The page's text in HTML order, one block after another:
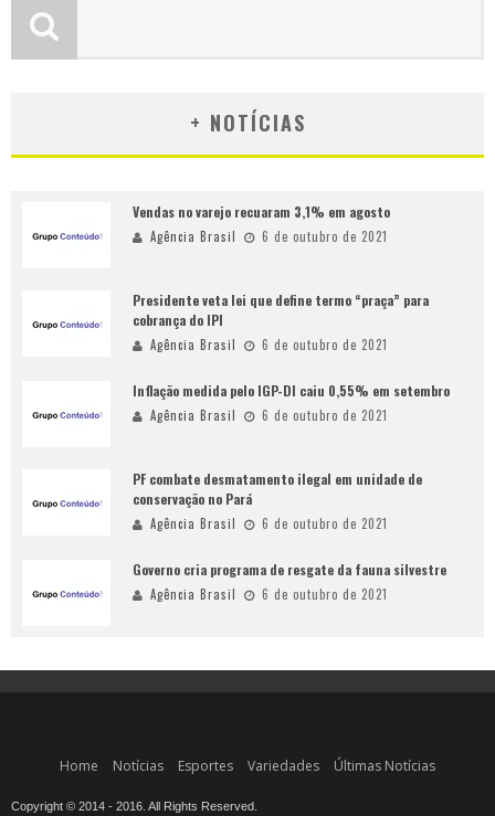
+ NOTÍCIAS
Vendas no varejo recuaram 3,1% em agosto
Agência Brasil 6 de outubro de 2021
Presidente veta lei que define termo “praça” para
cobrança do IPI
Agência Brasil 6 de outubro de 2021
Inflação medida pelo IGP-DI caiu 0,55% em setembro
Agência Brasil 6 de outubro de 2021
PF combate desmatamento ilegal em unidade de
conservação no Pará
Agência Brasil 6 de outubro de 2021
Governo cria programa de resgate da fauna silvestre
Agência Brasil 6 de outubro de 2021
Home Notícias Esportes Variedades Últimas Notícias
Copyright © 2014 - 2016. All Rights Reserved.